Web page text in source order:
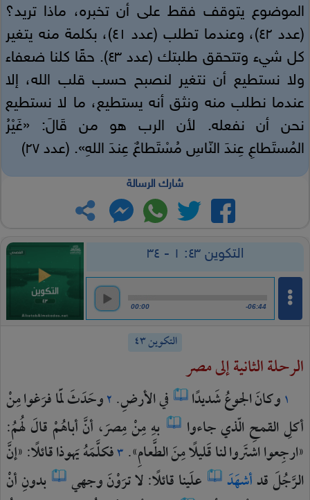
الموضوع يتوقف فقط على أن تخبره، ماذا تريد؟
(عدد ٤٢)، وعندما تطلب (عدد ٤١)، بكلمة منه يتغير
كل شيء وتتحقق طلبتك (عدد ٤٣). حقًا كلنا ضعفاء
ولا نستطيع أن نتغير لنصبح حسب قلب الله، إلا
عندما نطلب منه ونثق أنه يستطيع، ما لا نستطيع
نحن أن نفعله. لأن الرب هو من قَالَ: «غَيْرُ
المُستَطاعِ عِندَ النّاسِ مُسْتَطاعٌ عِندَ اللهِ». (عدد ٢٧)
شارك الرسالة
التكوين ٤٣: ١ - ٣٤
00:00 -06:44
التكوين ٤٣
الرحلة الثانية إلى مصر
١وكانَالجوعُشَديدًا فيالأرضِ. ٢وحَدَثَلَمّافرَغوامِنْ
أكلِالقمحِالّذيجاءوا بهِمِنْمِصرَ،أنَّأباهُمْقالَلهُمُ:
«ارجِعوااشتَروالناقَليلًامِنَالطَّعامِ». ٣فكلَّمَهُيَهوذاقائلًا:«إنَّ
الرَّجُلَقدأشهَدَ علَيناقائلًا:لاترَوْنَوجهي بدونِأنْ